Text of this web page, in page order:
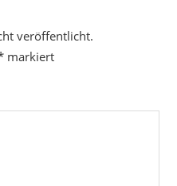
veröffentlicht.
markiert